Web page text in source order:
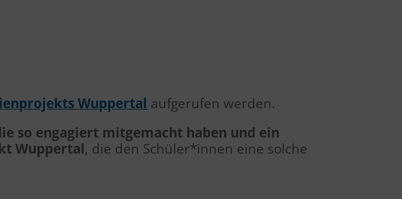
Wuppertal aufgerufen werden.
so engagiert mitgemacht haben und ein
Wuppertal, die den Schüler*innen eine solche